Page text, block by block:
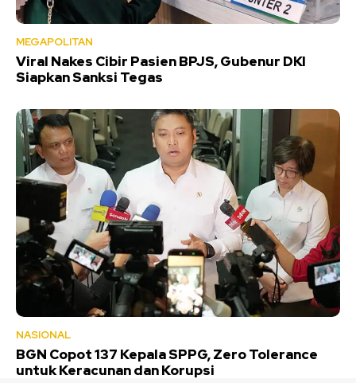
MEGAPOLITAN
Viral Nakes Cibir Pasien BPJS, Gubenur DKI
Siapkan Sanksi Tegas
NASIONAL
BGN Copot 137 Kepala SPPG, Zero Tolerance
untuk Keracunan dan Korupsi